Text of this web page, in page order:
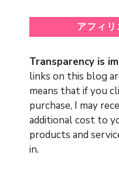
アフィ
Transparency is
links on this blog
means that if you
purchase, I may
additional cost to
products and
in.